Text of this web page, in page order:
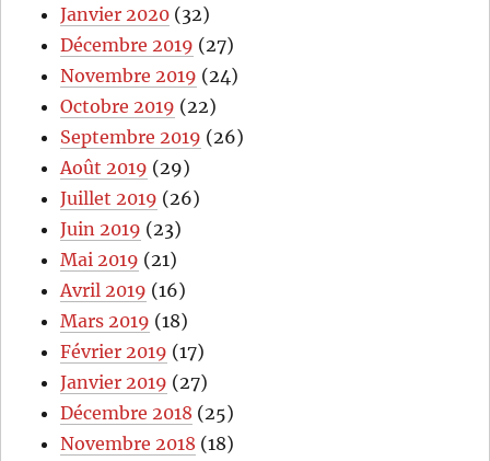
Janvier 2020 (32)
Décembre 2019 (27)
Novembre 2019 (24)
Octobre 2019 (22)
Septembre 2019 (26)
Août 2019 (29)
Juillet 2019 (26)
Juin 2019 (23)
Mai 2019 (21)
Avril 2019 (16)
Mars 2019 (18)
Février 2019 (17)
Janvier 2019 (27)
Décembre 2018 (25)
Novembre 2018 (18)